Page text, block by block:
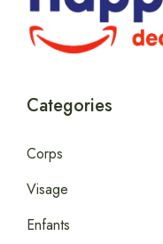
Categories
Corps
Visage
Enfants